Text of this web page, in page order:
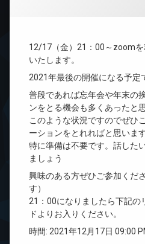
12/17（金）21：00～zoom
いたします。
2021年最後の開催になる予定
普段であれば忘年会や年末の
ンをとる機会も多くあったと
このような状況ですのでぜひ
ーションをとれればと思います
特に準備は不要です。話した
ましょう
興味のある方ぜひご参加くだ
す）
21：00になりましたら下記の
ドよりお入りください。
時間: 2021年12月17日 09:00